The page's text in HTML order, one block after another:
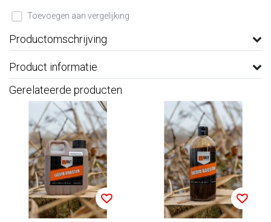
Toevoegen aan vergelijking
Productomschrijving
Product informatie
Gerelateerde producten